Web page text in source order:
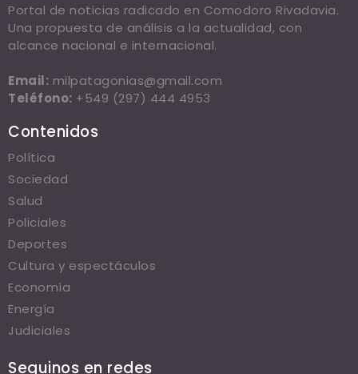
Portal de noticias radicado en Comodoro Rivadavia.
Una propuesta de análisis a la actualidad, con
alcance nacional e internacional.
Email: milpatagonias@gmail.com
Teléfono: +549 (297) 444 4953
Contenidos
Política
Sociedad
Salud
Policiales
Deportes
Cultura y espectáculos
Economía
Energía
Judiciales
Seguinos en redes